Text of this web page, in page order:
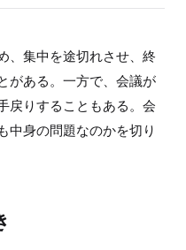
、集中を途切れさせ、終
がある。一方で、会議が
戻りすることもある。会
中身の問題なのかを切り